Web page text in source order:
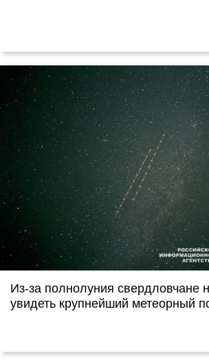
Из-за полнолуния свердловчане
увидеть крупнейший метеорный